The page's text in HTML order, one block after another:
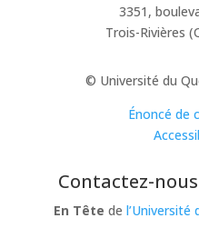
3351,
Trois-Rivières
© Université du
Énoncé de
Contactez-
En Tête del’Université